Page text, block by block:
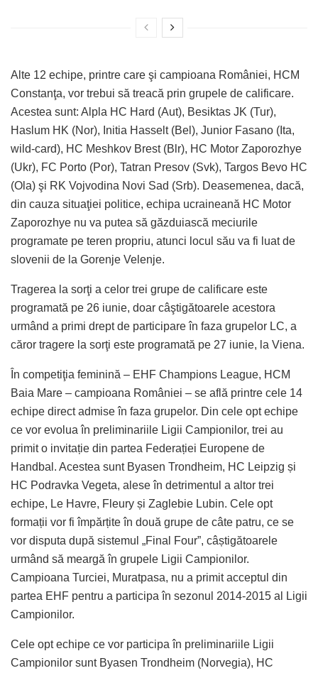
Alte 12 echipe, printre care şi campioana României, HCM
Constanţa, vor trebui să treacă prin grupele de calificare.
Acestea sunt: Alpla HC Hard (Aut), Besiktas JK (Tur),
Haslum HK (Nor), Initia Hasselt (Bel), Junior Fasano (Ita,
wild-card), HC Meshkov Brest (Blr), HC Motor Zaporozhye
(Ukr), FC Porto (Por), Tatran Presov (Svk), Targos Bevo HC
(Ola) şi RK Vojvodina Novi Sad (Srb). Deasemenea, dacă,
din cauza situaţiei politice, echipa ucraineană HC Motor
Zaporozhye nu va putea să găzduiască meciurile
programate pe teren propriu, atunci locul său va fi luat de
slovenii de la Gorenje Velenje.
Tragerea la sorţi a celor trei grupe de calificare este
programată pe 26 iunie, doar câştigătoarele acestora
urmând a primi drept de participare în faza grupelor LC, a
căror tragere la sorţi este programată pe 27 iunie, la Viena.
În competiţia feminină – EHF Champions League, HCM
Baia Mare – campioana României – se află printre cele 14
echipe direct admise în faza grupelor. Din cele opt echipe
ce vor evolua în preliminariile Ligii Campionilor, trei au
primit o invitație din partea Federației Europene de
Handbal. Acestea sunt Byasen Trondheim, HC Leipzig și
HC Podravka Vegeta, alese în detrimentul a altor trei
echipe, Le Havre, Fleury și Zaglebie Lubin. Cele opt
formații vor fi împărțite în două grupe de câte patru, ce se
vor disputa după sistemul „Final Four”, câștigătoarele
urmând să meargă în grupele Ligii Campionilor.
Campioana Turciei, Muratpasa, nu a primit acceptul din
partea EHF pentru a participa în sezonul 2014-2015 al Ligii
Campionilor.
Cele opt echipe ce vor participa în preliminariile Ligii
Campionilor sunt Byasen Trondheim (Norvegia), HC